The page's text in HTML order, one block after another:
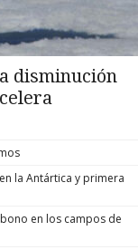
disminución
la Antártica y primera
en los campos de